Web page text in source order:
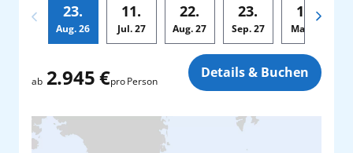
23.
Aug. 26
11.
Jul.27
22.
Aug. 27
23.
Sep.27
11.
Mai
ab 2.945 €pro Person Details & Buchen